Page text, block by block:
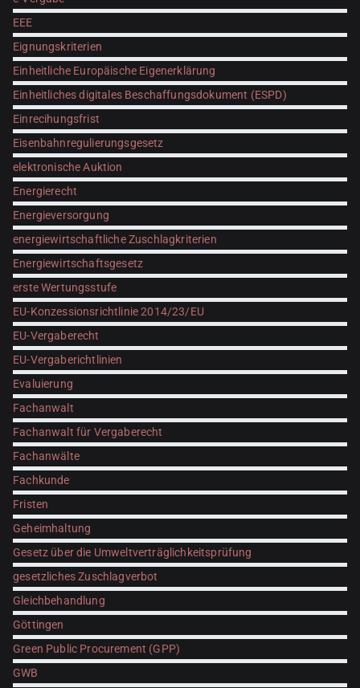
EEE
Eignungskriterien
Einheitliche Europäische Eigenerklärung
Einheitliches digitales Beschaffungsdokument (ESPD)
Einrecihungsfrist
Eisenbahnregulierungsgesetz
elektronische Auktion
Energierecht
Energieversorgung
energiewirtschaftliche Zuschlagkriterien
Energiewirtschaftsgesetz
erste Wertungsstufe
EU-Konzessionsrichtlinie 2014/23/EU
EU-Vergaberecht
EU-Vergaberichtlinien
Evaluierung
Fachanwalt
Fachanwalt für Vergaberecht
Fachanwälte
Fachkunde
Fristen
Geheimhaltung
Gesetz über die Umweltverträglichkeitsprüfung
gesetzliches Zuschlagverbot
Gleichbehandlung
Göttingen
Green Public Procurement (GPP)
GWB